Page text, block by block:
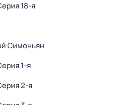
18-я
Симоньян
1-я
2-я